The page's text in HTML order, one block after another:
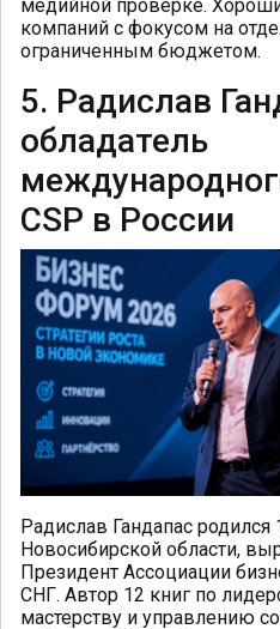
медийной проверке.
компаний с фокусом на
ограниченным бюджетом.
5. Радислав
обладатель
CSP в России
Радислав Гандапас
Новосибирской области,
Президент Ассоциации
СНГ. Автор 12 книг по
мастерству и управлению